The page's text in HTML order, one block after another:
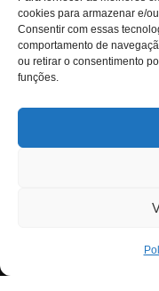
cookies para armazenar e/
Consentir com essas
comportamento de
ou retirar o consentimento
funções.
|